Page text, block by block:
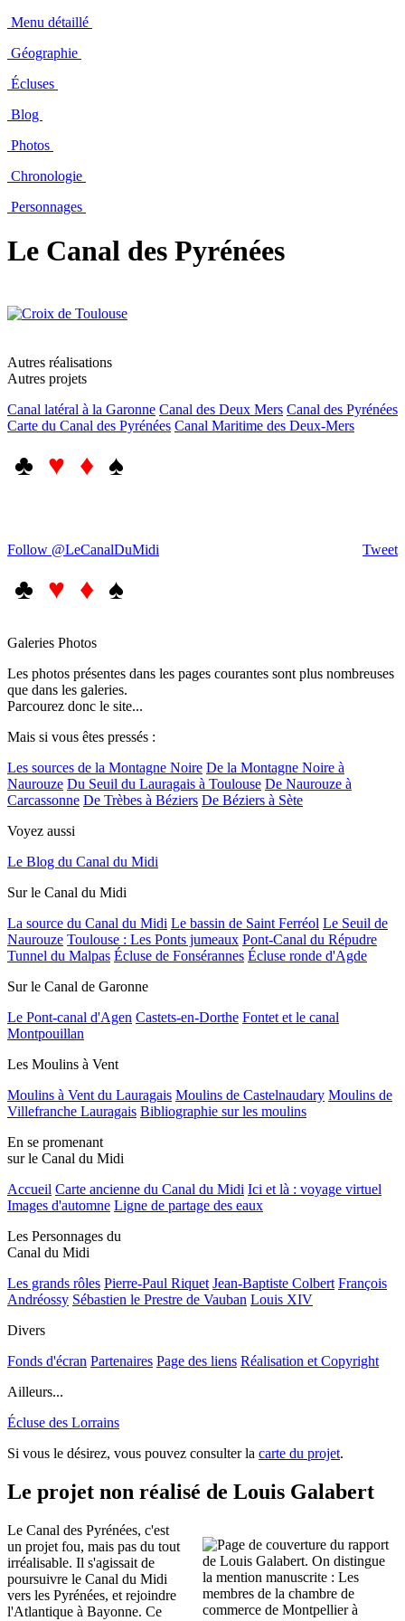
Menu détaillé
Géographie
Écluses
Blog
Photos
Chronologie
Personnages
Le Canal des Pyrénées
Autres réalisations
Autres projets
Canal latéral à la Garonne Canal des Deux Mers Canal des Pyrénées
Carte du Canal des Pyrénées Canal Maritime des Deux-Mers
♣ ♥ ♦ ♠
Tweet
Follow @LeCanalDuMidi
♣ ♥ ♦ ♠
Galeries Photos
Les photos présentes dans les pages courantes sont plus nombreuses
que dans les galeries.
Parcourez donc le site...
Mais si vous êtes pressés :
Les sources de la Montagne Noire De la Montagne Noire à
Naurouze Du Seuil du Lauragais à Toulouse De Naurouze à
Carcassonne De Trèbes à Béziers De Béziers à Sète
Voyez aussi
Le Blog du Canal du Midi
Sur le Canal du Midi
La source du Canal du Midi Le bassin de Saint Ferréol Le Seuil de
Naurouze Toulouse : Les Ponts jumeaux Pont-Canal du Répudre
Tunnel du Malpas Écluse de Fonsérannes Écluse ronde d'Agde
Sur le Canal de Garonne
Le Pont-canal d'Agen Castets-en-Dorthe Fontet et le canal
Montpouillan
Les Moulins à Vent
Moulins à Vent du Lauragais Moulins de Castelnaudary Moulins de
Villefranche Lauragais Bibliographie sur les moulins
En se promenant
sur le Canal du Midi
Accueil Carte ancienne du Canal du Midi Ici et là : voyage virtuel
Images d'automne Ligne de partage des eaux
Les Personnages du
Canal du Midi
Les grands rôles Pierre-Paul Riquet Jean-Baptiste Colbert François
Andréossy Sébastien le Prestre de Vauban Louis XIV
Divers
Fonds d'écran Partenaires Page des liens Réalisation et Copyright
Ailleurs...
Écluse des Lorrains
Si vous le désirez, vous pouvez consulter la carte du projet.
Le projet non réalisé de Louis Galabert
Le Canal des Pyrénées, c'est
un projet fou, mais pas du tout
irréalisable. Il s'agissait de
poursuivre le Canal du Midi
vers les Pyrénées, et rejoindre
l'Atlantique à Bayonne. Ce